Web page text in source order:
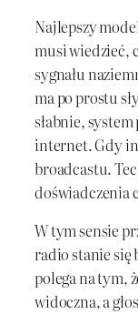
Najlepszy
musi wiedzieć,
sygnału
ma po prostu
słabnie,
internet. Gdy
broadcastu.
doświadczenia
W tym sensie
radio stanie się
polega na tym,
widoczna, a